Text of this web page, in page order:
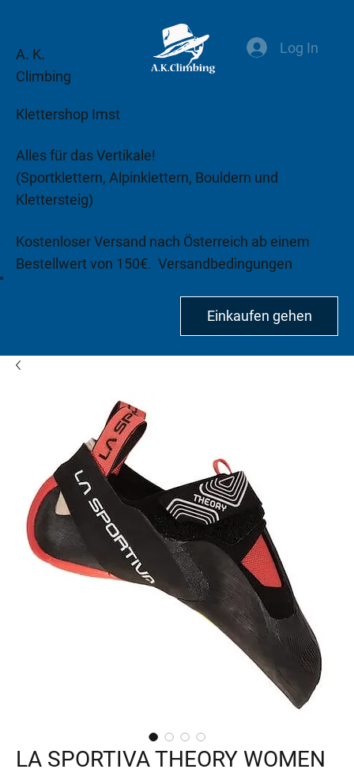
A. K.
Climbing
Klettershop Imst
Alles für das Vertikale!
(Sportklettern, Alpinklettern, Bouldern und
Klettersteig)
Kostenloser Versand nach Österreich ab einem
Bestellwert von 150€. Versandbedingungen
Log In
LA SPORTIVA THEORY WOMEN
Einkaufen gehen